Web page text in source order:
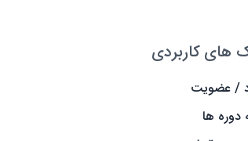
های کاربردی
/ عضویت
ها